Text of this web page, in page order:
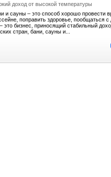
и сауны – это способ хорошо провести
поправить здоровье, пообщаться
это бизнес, приносящий стабильный
стран, бани, сауны и...